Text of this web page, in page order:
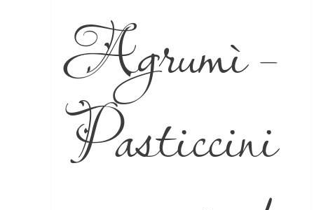
Agrumì –
Pasticcini